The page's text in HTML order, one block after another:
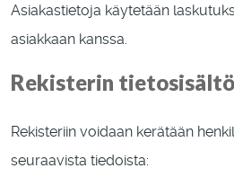
Asiakastietoja käytetään
asiakkaan kanssa.
Rekisterin tietosisältö
Rekisteriin voidaan kerätään
seuraavista tiedoista: